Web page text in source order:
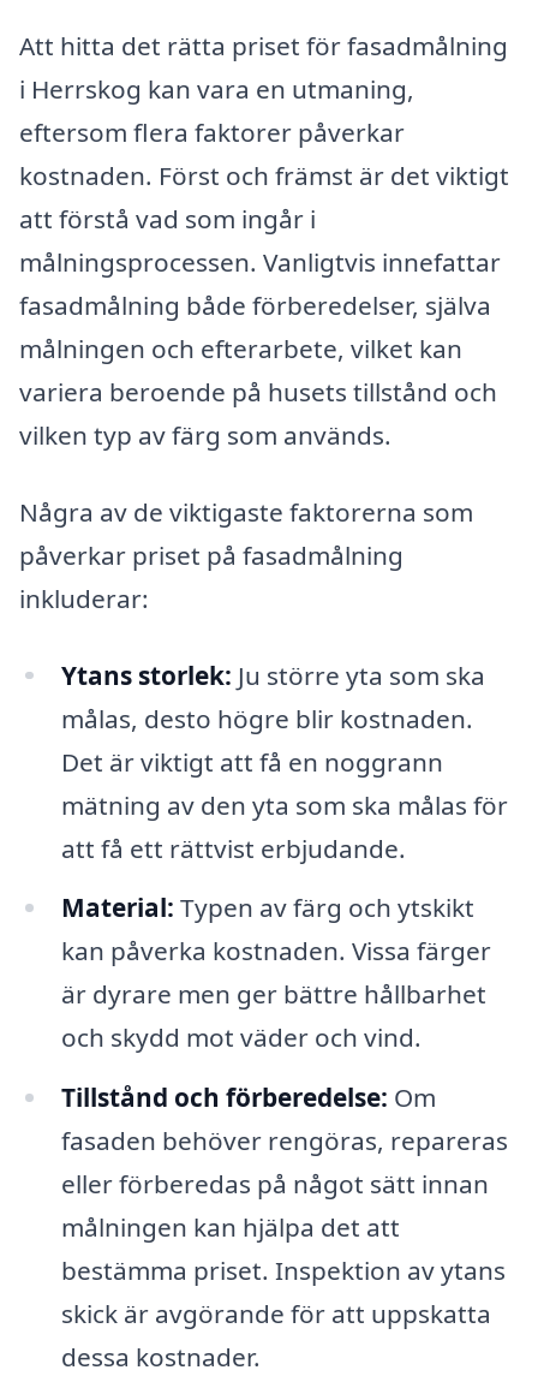
Att hitta det rätta priset för fasadmålning
i Herrskog kan vara en utmaning,
eftersom flera faktorer påverkar
kostnaden. Först och främst är det viktigt
att förstå vad som ingår i
målningsprocessen. Vanligtvis innefattar
fasadmålning både förberedelser, själva
målningen och efterarbete, vilket kan
variera beroende på husets tillstånd och
vilken typ av färg som används.
Några av de viktigaste faktorerna som
påverkar priset på fasadmålning
inkluderar:
Ytans storlek: Ju större yta som ska
målas, desto högre blir kostnaden.
Det är viktigt att få en noggrann
mätning av den yta som ska målas för
att få ett rättvist erbjudande.
Material: Typen av färg och ytskikt
kan påverka kostnaden. Vissa färger
är dyrare men ger bättre hållbarhet
och skydd mot väder och vind.
Tillstånd och förberedelse: Om
fasaden behöver rengöras, repareras
eller förberedas på något sätt innan
målningen kan hjälpa det att
bestämma priset. Inspektion av ytans
skick är avgörande för att uppskatta
dessa kostnader.